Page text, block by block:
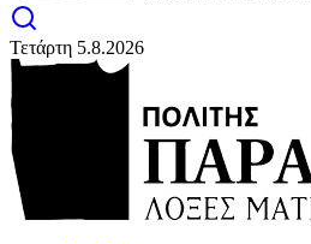
Τετάρτη 5.8.2026